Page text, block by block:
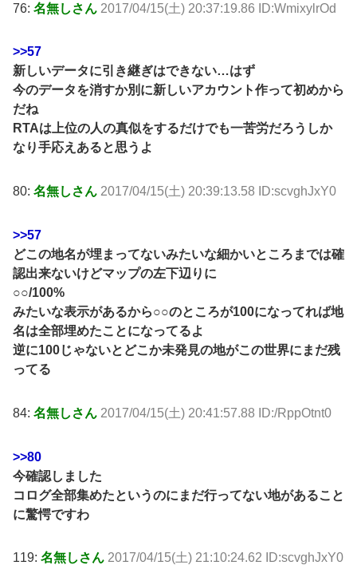
76: 名無しさん 2017/04/15(土) 20:37:19.86 ID:WmixylrOd
>>57
新しいデータに引き継ぎはできない…はず
今のデータを消すか別に新しいアカウント作って初めから
だね
RTAは上位の人の真似をするだけでも一苦労だろうしか
なり手応えあると思うよ
80: 名無しさん 2017/04/15(土) 20:39:13.58 ID:scvghJxY0
>>57
どこの地名が埋まってないみたいな細かいところまでは確
認出来ないけどマップの左下辺りに
○○/100%
みたいな表示があるから○○のところが100になってれば地
名は全部埋めたことになってるよ
逆に100じゃないとどこか未発見の地がこの世界にまだ残
ってる
84: 名無しさん 2017/04/15(土) 20:41:57.88 ID:/RppOtnt0
>>80
今確認しました
コログ全部集めたというのにまだ行ってない地があること
に驚愕ですわ
119: 名無しさん 2017/04/15(土) 21:10:24.62 ID:scvghJxY0